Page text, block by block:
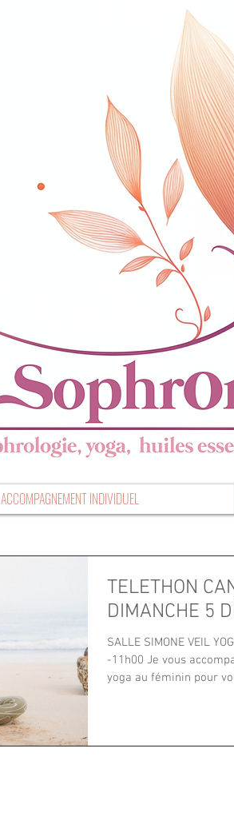
ACCOMPAGNEMENT INDIVIDUEL
TELETHON
DIMANCHE 5
SALLE SIMONE VEIL
-11h00 Je vous
yoga au féminin pour